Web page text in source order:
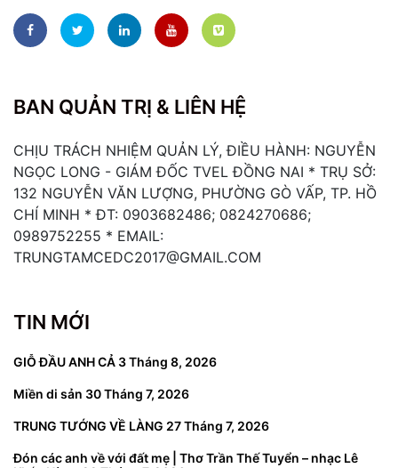
BAN QUẢN TRỊ & LIÊN HỆ
CHỊU TRÁCH NHIỆM QUẢN LÝ, ĐIỀU HÀNH: NGUYỄN
NGỌC LONG - GIÁM ĐỐC TVEL ĐỒNG NAI * TRỤ SỞ:
132 NGUYỄN VĂN LƯỢNG, PHƯỜNG GÒ VẤP, TP. HỒ
CHÍ MINH * ĐT: 0903682486; 0824270686;
0989752255 * EMAIL:
TRUNGTAMCEDC2017@GMAIL.COM
TIN MỚI
GIỖ ĐẦU ANH CẢ 3 Tháng 8, 2026
Miền di sản 30 Tháng 7, 2026
TRUNG TƯỚNG VỀ LÀNG 27 Tháng 7, 2026
Đón các anh về với đất mẹ | Thơ Trần Thế Tuyển – nhạc Lê